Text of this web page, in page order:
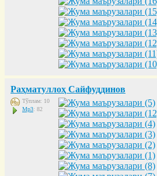
Раҳматуллоҳ Сайфуддинов
Тўплам: 10
Mp3: 82